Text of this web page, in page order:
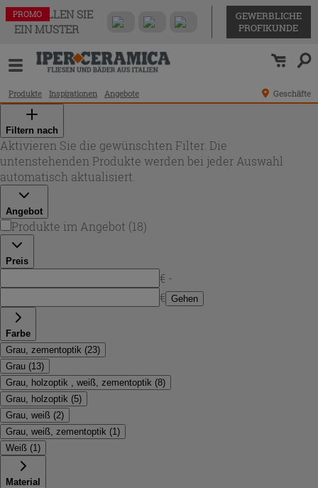
BESTELLEN SIE
EIN MUSTER
GEWERBLICHE
PROFIKUNDE
Produkte Inspirationen Angebote Geschäfte
Filtern nach
Aktivieren Sie die gewünschten Filter. Die
untenstehenden Produkte werden bei jeder Auswahl
automatisch aktualisiert.
Angebot
Produkte im Angebot (18)
Preis
€ -
€ Gehen
Farbe
Grau, zementoptik (23)
Grau (13)
Grau, holzoptik , weiß, zementoptik (8)
Grau, holzoptik (5)
Grau, weiß (2)
Grau, weiß, zementoptik (1)
Weiß (1)
Material
PROMO
PROMO
PROMO
PROMO
PROMO
PROMO
PROMO
PROMO
PROMO
PROMO
PROMO
PROMO
PROMO
PROMO
PROMO
PROMO
PROMO
PROMO